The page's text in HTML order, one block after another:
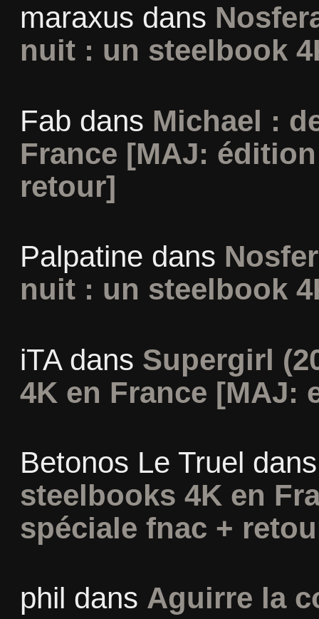
maraxus dans
nuit : un steelbook
Fab dans Michael :
France [MAJ:
retour]
Palpatine dans
nuit : un steelbook
iTAdans Supergirl
4K en France [MAJ:
Betonos Le Truel
steelbooks 4K en
spéciale fnac +
phil dans Aguirre la